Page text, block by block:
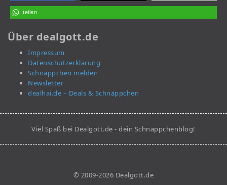
teilen
Über dealgott.de
Impressum
Datenschutzerklärung
Schnäppchen melden
Newsletter
dealhai.de – Deals & Schnäppchen
Viel Spaß bei Dealgott.de - dein Schnäppchenblog!
© 2009-2026 Dealgott.de